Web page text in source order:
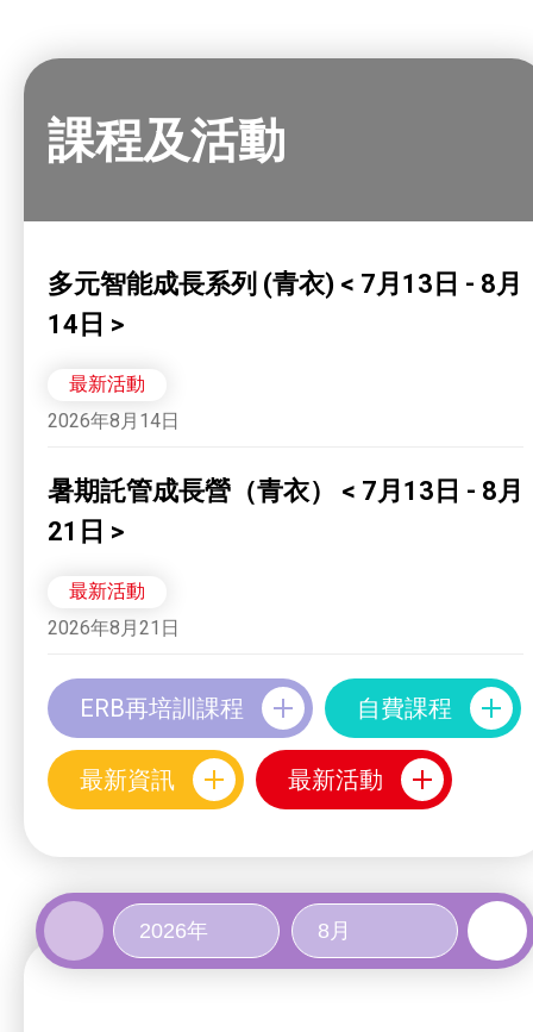
課程及活動
多元智能成長系列 (青衣) < 7月13日 - 8月
14日 >
最新活動
2026年8月14日
暑期託管成長營（青衣） < 7月13日 - 8月
21日 >
最新活動
2026年8月21日
ERB再培訓課程 自費課程
最新資訊 最新活動